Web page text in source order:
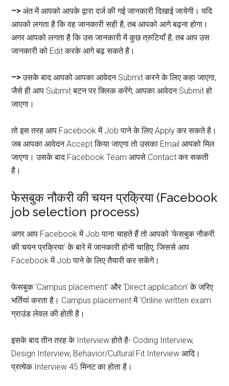
–>अंत में आपको आपके द्वारा दर्ज की गई जानकारी दिखाई जायेगी। यदि
आपको लगता है कि वह जानकारी सही है, तब आपको आगे बढ़ना होगा।
अगर आपको लगता है कि उस जानकारी में कुछ त्रुटियाँ है, तब आप उस
जानकारी को Edit करके आगे बढ़ सकते है।
–>उसके बाद आपको आपका आवेदन Submit करने के लिए कहा जाएगा,
जैसे ही आप Submit बटन पर क्लिक करेंगे, आपका आवेदन Submit हो
जाएगा।
तो इस तरह आप Facebook में Job पाने के लिए Apply कर सकते है।
जब आपका आवेदन Accept किया जाएगा तो उसका Email आपको मिल
जाएगा। उसके बाद Facebook Team आपसे Contact कर सकती
है।
फेसबुक नौकरी की चयन प्रक्रिया (Facebook
job selection process)
अगर आप Facebook में Job पाना चाहते हैं तो आपको ‘फेसबुक नौकरी
की चयन प्रक्रिया’ के बारे में जानकारी होनी चाहिए, जिससे आप
Facebook में Job पाने के लिए तैयारी कर सकेंगे।
फेसबुक ‘Campus placement’ और ‘Direct application’ के जरिए
भर्तियां करता है। Campus placement में ‘Online written exam
ग्राउंड लेवल की होती है।
इसके बाद तीन तरह के Interview होते है- Coding Interview,
Design Interview, Behavior/Cultural Fit Interview आदि।
प्रत्येक Interview 45 मिनट का होता है।